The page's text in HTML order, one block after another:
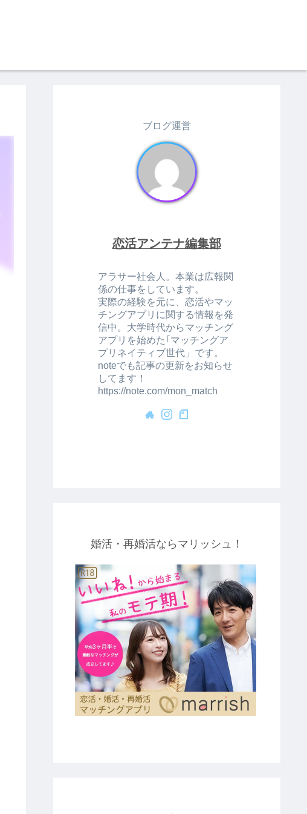
ブログ運営
恋活アンテナ編集部
アラサー社会人。本業は広報関
係の仕事をしています。
実際の経験を元に、恋活やマッ
チングアプリに関する情報を発
信中。大学時代からマッチング
アプリを始めた｢マッチングア
プリネイティブ世代」です。
noteでも記事の更新をお知らせ
してます！
https://note.com/mon_match
婚活・再婚活ならマリッシュ！